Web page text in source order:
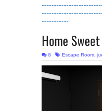
-----------
Home
8 Escape Room,